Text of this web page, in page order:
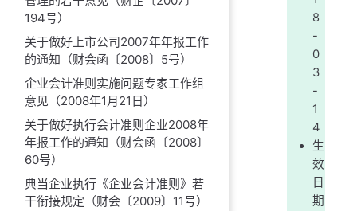
194号）
关于做好上市公司2007年年报工作
的通知（财会函〔2008〕5号）
企业会计准则实施问题专家工作组
意见（2008年1月21日）
关于做好执行会计准则企业2008年
年报工作的通知（财会函〔2008〕
60号）
典当企业执行《企业会计准则》若
干衔接规定（财会〔2009〕11号）
8
-
0
3
-
1
4
生
效
日
期